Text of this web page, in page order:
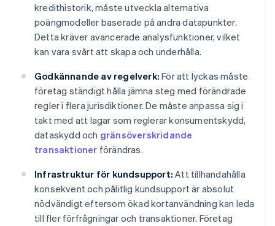
kredithistorik, måste utveckla alternativa
poängmodeller baserade på andra datapunkter.
Detta kräver avancerade analysfunktioner, vilket
kan vara svårt att skapa och underhålla.
Godkännande av regelverk: För att lyckas måste
företag ständigt hålla jämna steg med förändrade
regler i flera jurisdiktioner. De måste anpassa sig i
takt med att lagar som reglerar konsumentskydd,
dataskydd och gränsöverskridande
transaktioner förändras.
Infrastruktur för kundsupport: Att tillhandahålla
konsekvent och pålitlig kundsupport är absolut
nödvändigt eftersom ökad kortanvändning kan leda
till fler förfrågningar och transaktioner. Företag